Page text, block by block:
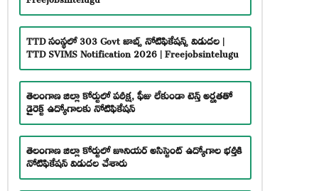
TTD సంస్థలో 303 Govt జాబ్స్ నోటిఫికేషన్స్ విడుదల |
TTD SVIMS Notification 2026 | Freejobsintelugu
తెలంగాణ జిల్లా కోర్టులో పరీక్ష, ఫీజు లేకుండా టెన్త్ అర్హతతో
డైరెక్ట్ ఉద్యోగాలకు నోటిఫికేషన్
తెలంగాణ జిల్లా కోర్టులో జూనియర్ అసిస్టెంట్ ఉద్యోగాల భర్తీకి
నోటిఫికేషన్ విడుదల చేశారు